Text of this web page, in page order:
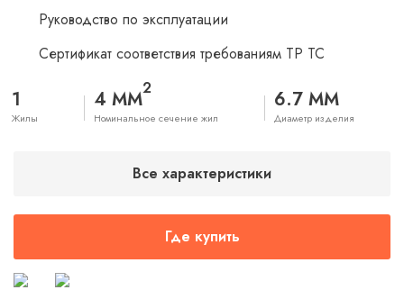
Руководство по эксплуатации
Сертификат соответствия требованиям ТР ТС
1
Жилы
4 ММ2
Номинальное сечение жил
6.7 ММ
Диаметр изделия
Все характеристики
Где купить